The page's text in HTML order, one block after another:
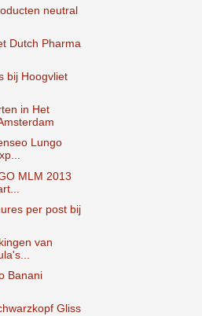
neutral
Dutch Pharma
bij Hoogvliet
in Het
Lungo
MLM 2013
per post bij
van
Banani
Gliss